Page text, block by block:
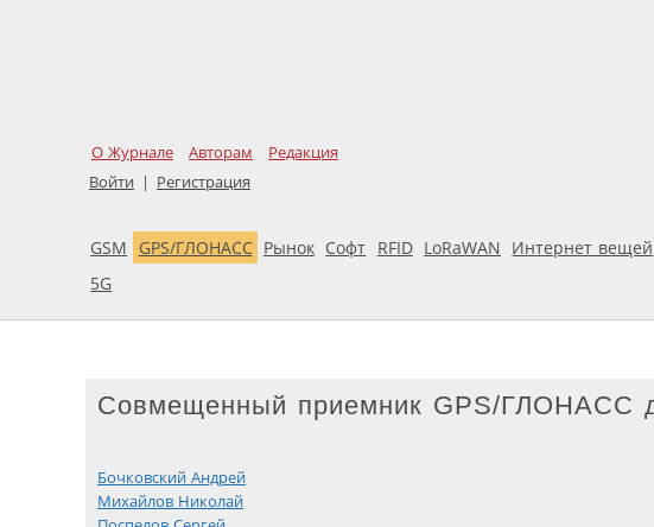
О Журнале Авторам
Редакция
Войти | Регистрация
GSM GPS/ГЛОНАСС Рынок Софт RFID LoRaWAN Интернет вещей
5G
Совмещенный приемник GPS/ГЛОНАСС
Бочковский Андрей
Михайлов Николай